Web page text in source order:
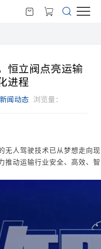
恒立阀点亮运输
进程
新闻动态 浏览量：
无人驾驶技术已从梦想走向
推动运输行业安全、高效、